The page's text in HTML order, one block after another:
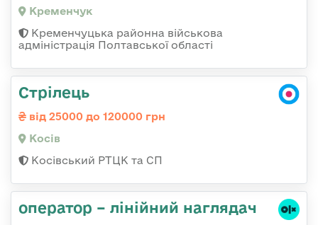
Кременчук
Кременчуцька районна військова
адміністрація Полтавської області
Стрілець
від 25000 до 120000 грн
Косів
Косівський РТЦК та СП
оператор – лінійний наглядач